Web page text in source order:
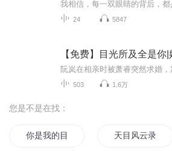
24 5847
【免费】目光所及全是你
503 1.6万
您是不是在找：
你是我的目光倾城 天目风云录